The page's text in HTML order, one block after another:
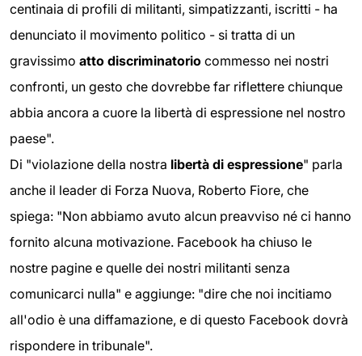
centinaia di profili di militanti, simpatizzanti, iscritti - ha
denunciato il movimento politico - si tratta di un
gravissimo atto discriminatorio commesso nei nostri
confronti, un gesto che dovrebbe far riflettere chiunque
abbia ancora a cuore la libertà di espressione nel nostro
paese".
Di "violazione della nostra libertà di espressione" parla
anche il leader di Forza Nuova, Roberto Fiore, che
spiega: "Non abbiamo avuto alcun preavviso né ci hanno
fornito alcuna motivazione. Facebook ha chiuso le
nostre pagine e quelle dei nostri militanti senza
comunicarci nulla" e aggiunge: "dire che noi incitiamo
all'odio è una diffamazione, e di questo Facebook dovrà
rispondere in tribunale".